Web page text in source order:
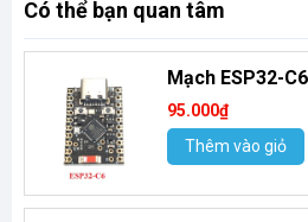
Có thể bạn quan tâm
Mạch ESP32-
95.000₫
Thêm vào giỏ